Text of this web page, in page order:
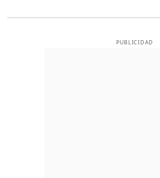
PUBLICIDAD